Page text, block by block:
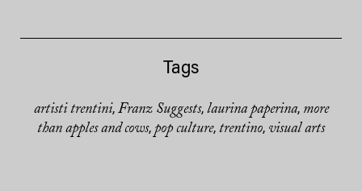
Tags
artisti trentini, Franz Suggests, laurina paperina, more
than apples and cows, pop culture, trentino, visual arts